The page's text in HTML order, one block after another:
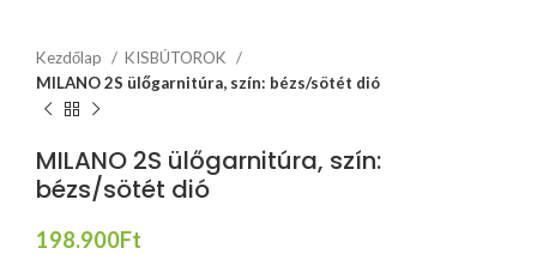
Kezdőlap
KISBÚTOROK
MILANO 2S ülőgarnitúra, szín: bézs/sötét dió
MILANO 2S ülőgarnitúra, szín:
bézs/sötét dió
198.900Ft